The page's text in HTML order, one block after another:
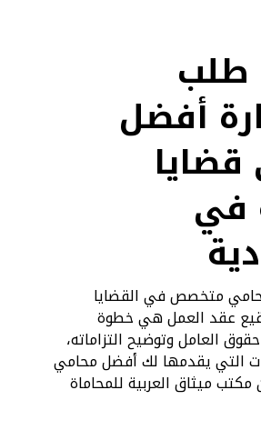
طلب
أفضل
في
متخصص في القضايا
عقد العمل هي خطوة
العامل وتوضيح التزاماته،
التي يقدمها لك أفضل محامي
ميثاق العربية للمحاماة